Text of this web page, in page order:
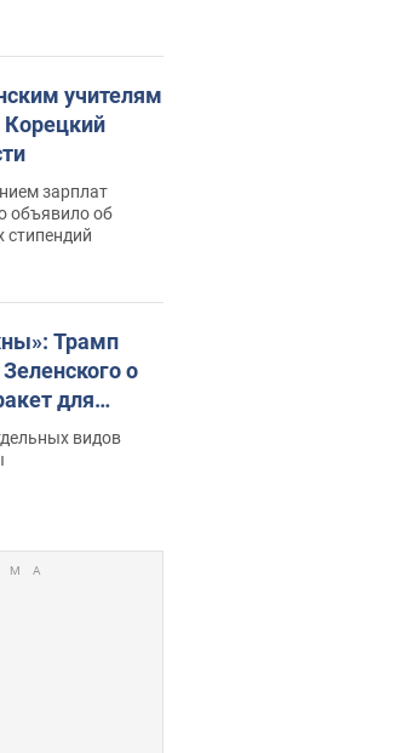
учителям
зарплат
объявило об
стипендий
Трамп
о
для
видов